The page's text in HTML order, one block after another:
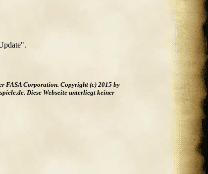
FASA Corporation. Copyright (c) 2015 by
Diese Webseite unterliegt keiner